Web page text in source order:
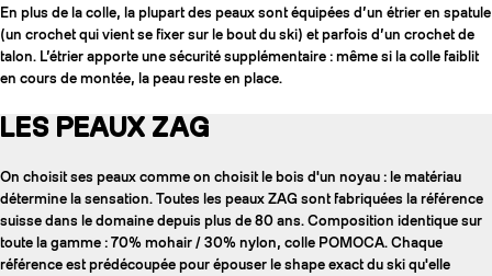
En plus de la colle, la plupart des peaux sont équipées d’un étrier en spatule
(un crochet qui vient se fixer sur le bout du ski) et parfois d’un crochet de
talon. L’étrier apporte une sécurité supplémentaire : même si la colle faiblit
en cours de montée, la peau reste en place.
LES PEAUX ZAG
On choisit ses peaux comme on choisit le bois d'un noyau : le matériau
détermine la sensation. Toutes les peaux ZAG sont fabriquées la référence
suisse dans le domaine depuis plus de 80 ans. Composition identique sur
toute la gamme : 70% mohair / 30% nylon, colle POMOCA. Chaque
référence est prédécoupée pour épouser le shape exact du ski qu'elle